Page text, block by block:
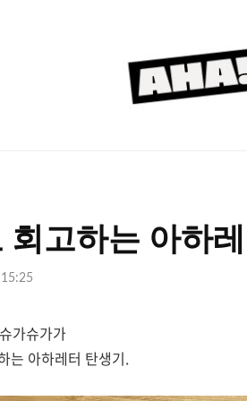
아
하
고하는 아하레
가슈가가
는 아하레터 탄생기.